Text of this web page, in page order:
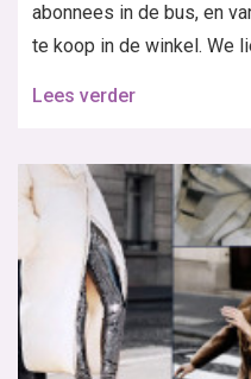
abonnees in de bus, en
te koop in de winkel. We
Lees verder